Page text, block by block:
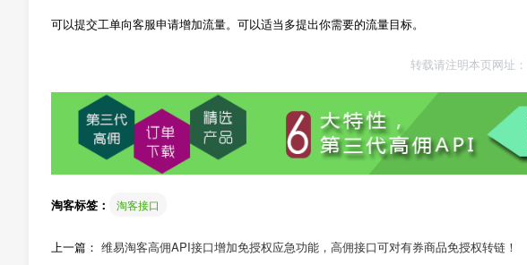
可以提交工单向客服申请增加流量。可以适当多提出你需要的流量目标。
转载请注明本页网址：
淘客标签： 淘客接口
上一篇： 维易淘客高佣API接口增加免授权应急功能，高佣接口可对有券商品免授权转链！